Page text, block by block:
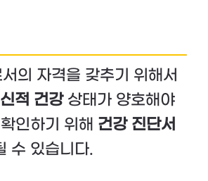
의 자격을 갖추기 위해서
적 건강상태가 양호해야
인하기 위해 건강 진단서
수 있습니다.